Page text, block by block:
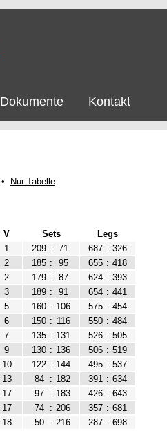
Dokumente Kontakt
• Nur Tabelle
V Sets
Legs
1 209 : 71 687 : 326
2 185 : 95 655 : 418
2 179 : 87 624 : 393
3 189 : 91 654 : 441
5 160 : 106 575 : 454
6 150 : 116 550 : 484
7 135 : 131 526 : 505
9 130 : 136 506 : 519
10 122 : 144 495 : 537
13 84 : 182 391 : 634
17 97 : 183 426 : 643
17 74 : 206 357 : 681
18 50 : 216 287 : 698